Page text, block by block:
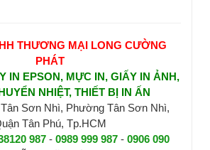
THƯƠNG MẠI LONG CƯỜNG
PHÁT
IN EPSON, MỰC IN, GIẤY IN ẢNH,
NHIỆT, THIẾT BỊ IN ẤN
Tân Sơn Nhì, Phường Tân Sơn Nhì,
Tân Phú, Tp.HCM
987 - 0989 999 987 - 0906 090